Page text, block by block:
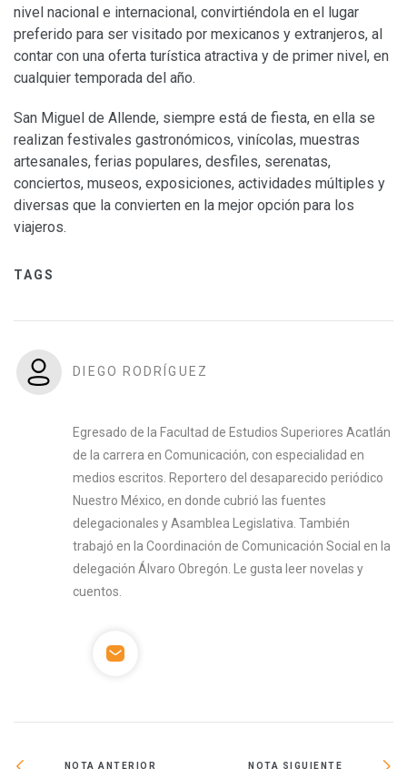
nivel nacional e internacional, convirtiéndola en el lugar
preferido para ser visitado por mexicanos y extranjeros, al
contar con una oferta turística atractiva y de primer nivel, en
cualquier temporada del año.
San Miguel de Allende, siempre está de fiesta, en ella se
realizan festivales gastronómicos, vinícolas, muestras
artesanales, ferias populares, desfiles, serenatas,
conciertos, museos, exposiciones, actividades múltiples y
diversas que la convierten en la mejor opción para los
viajeros.
TAGS
DIEGO RODRÍGUEZ
Egresado de la Facultad de Estudios Superiores Acatlán
de la carrera en Comunicación, con especialidad en
medios escritos. Reportero del desaparecido periódico
Nuestro México, en donde cubrió las fuentes
delegacionales y Asamblea Legislativa. También
trabajó en la Coordinación de Comunicación Social en la
delegación Álvaro Obregón. Le gusta leer novelas y
cuentos.
NOTA ANTERIOR NOTA SIGUIENTE